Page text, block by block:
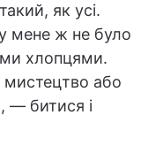
як усі.
мене ж не було
хлопцями.
мистецтво або
— битися і